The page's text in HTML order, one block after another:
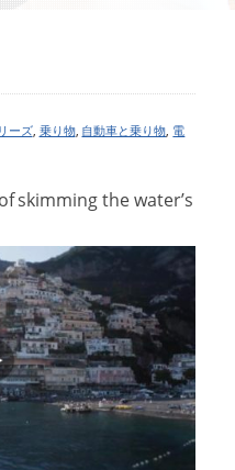
News & Topics
Company
Access
Contact us
Links
ーズ, 乗り物, 自動車と乗り物 電
skimming the water’s